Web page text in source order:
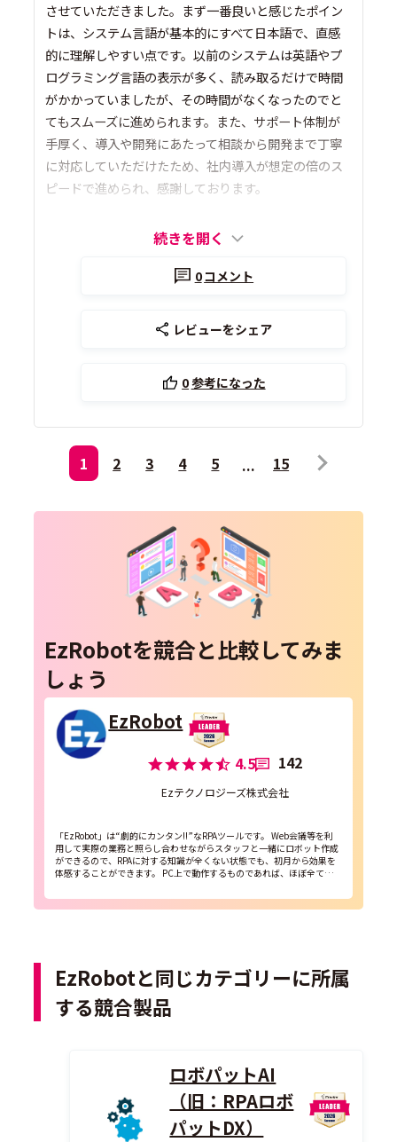
させていただきました。まず一番良いと感じたポイン
トは、システム言語が基本的にすべて日本語で、直感
的に理解しやすい点です。以前のシステムは英語やプ
ログラミング言語の表示が多く、読み取るだけで時間
がかかっていましたが、その時間がなくなったのでと
てもスムーズに進められます。また、サポート体制が
手厚く、導入や開発にあたって相談から開発まで丁寧
に対応していただけたため、社内導入が想定の倍のス
ピードで進められ、感謝しております。
続きを開く
0コメント
レビューをシェア
0参考になった
1 2 3 4 5 15
EzRobotを競合と比較してみま
しょう
EzRobot
4.5 142
Ezテクノロジーズ株式会社
「EzRobot」は“劇的にカンタン!!”なRPAツールです。 Web会議等を利
用して実際の業務と照らし合わせながらスタッフと一緒にロボット作成
ができるので、RPAに対する知識が全くない状態でも、初月から効果を
体感することができます。 PC上で動作するものであれば、ほぼ全ての
EzRobotと同じカテゴリーに所属
する競合製品
ロボパットAI
（旧：RPAロボ
パットDX）